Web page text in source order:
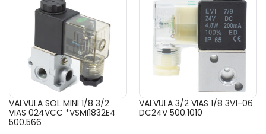
VALVULA SOL MINI 1/8 3/2
VIAS 024VCC *VSMI1832E4
500.566
VALVULA 3/2 VIAS 1/8 3V1-06
DC24V 500.1010